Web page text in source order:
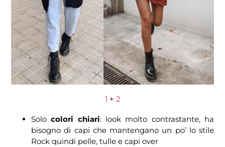
1 + 2
Solocolori chiari: look molto contrastante, ha
bisogno di capi che mantengano un po’ lo stile
Rock quindi pelle, tulle e capi over